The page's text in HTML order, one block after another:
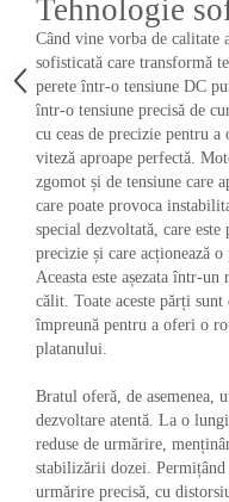
Tehnologie
Când vine vorba de calitate
sofisticată care transformă
perete într-o tensiune DC
într-o tensiune precisă de
cu ceas de precizie pentru
viteză aproape perfectă.
zgomot și de tensiune care
care poate provoca
special dezvoltată, care
precizie și care acționează
Aceasta este așezata într-
călit. Toate aceste părți
împreună pentru a oferi o
platanului.
Bratul oferă, de asemenea,
dezvoltare atentă. La o
reduse de urmărire,
stabilizării dozei.
urmărire precisă, cu